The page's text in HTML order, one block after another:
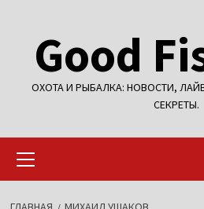
содержимому
Good
ОХОТА И РЫБАЛКА: НОВОСТИ,
СЕКРЕТЫ.
меню